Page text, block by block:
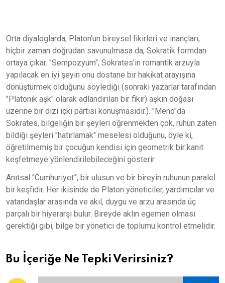
Orta diyaloglarda, Platon'un bireysel fikirleri ve inançları,
hiçbir zaman doğrudan savunulmasa da, Sokratik formdan
ortaya çıkar. "Sempozyum", Sokrates'in romantik arzuyla
yapılacak en iyi şeyin onu dostane bir hakikat arayışına
dönüştürmek olduğunu söylediği (sonraki yazarlar tarafından
"Platonik aşk" olarak adlandırılan bir fikir) aşkın doğası
üzerine bir dizi içki partisi konuşmasıdır.). "Meno"da
Sokrates, bilgeliğin bir şeyleri öğrenmekten çok, ruhun zaten
bildiği şeyleri "hatırlamak" meselesi olduğunu, öyle ki,
öğretilmemiş bir çocuğun kendisi için geometrik bir kanıt
keşfetmeye yönlendirilebileceğini gösterir.
Anıtsal “Cumhuriyet”, bir ulusun ve bir bireyin ruhunun paralel
bir keşfidir. Her ikisinde de Platon yöneticiler, yardımcılar ve
vatandaşlar arasında ve akıl, duygu ve arzu arasında üç
parçalı bir hiyerarşi bulur. Bireyde aklın egemen olması
gerektiği gibi, bilge bir yönetici de toplumu kontrol etmelidir.
Bu İçeriğe Ne Tepki Verirsiniz?